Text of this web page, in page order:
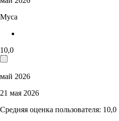
Муса
10,0
май 2026
21 мая 2026
Средняя оценка пользователя: 10,0